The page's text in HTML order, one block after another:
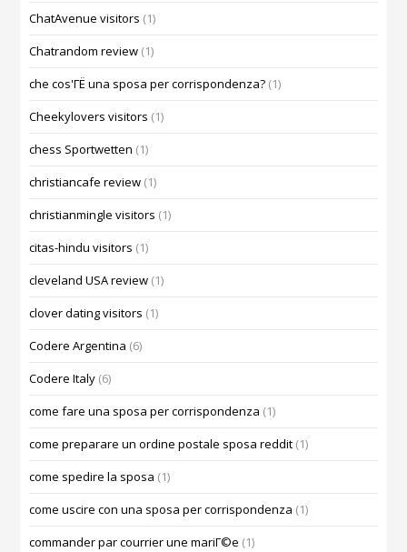
ChatAvenue visitors (1)
Chatrandom review (1)
che cos'ГЁ una sposa per corrispondenza? (1)
Cheekylovers visitors (1)
chess Sportwetten (1)
christiancafe review (1)
christianmingle visitors (1)
citas-hindu visitors (1)
cleveland USA review (1)
clover dating visitors (1)
Codere Argentina (6)
Codere Italy (6)
come fare una sposa per corrispondenza (1)
come preparare un ordine postale sposa reddit (1)
come spedire la sposa (1)
come uscire con una sposa per corrispondenza (1)
commander par courrier une mariГ©e (1)